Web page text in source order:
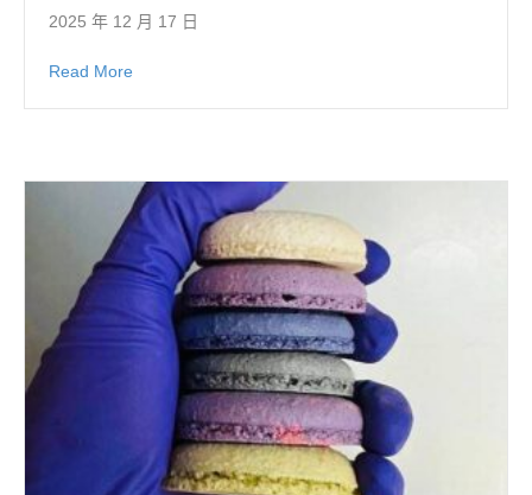
2025 年 12 月 17 日
Read More